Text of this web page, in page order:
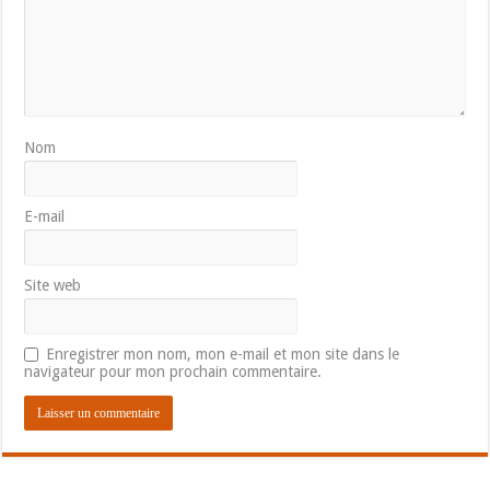
Nom
E-mail
Site web
Enregistrer mon nom, mon e-mail et mon site dans le
navigateur pour mon prochain commentaire.